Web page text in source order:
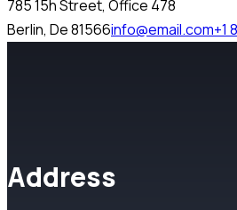
785 15h Street, Office 478
Berlin, De 81566info@email.com+1
Address